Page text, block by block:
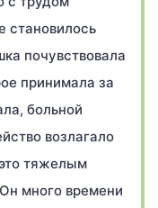
становилось
почувствовала
принимала за
больной
возлагало
тяжелым
много времени